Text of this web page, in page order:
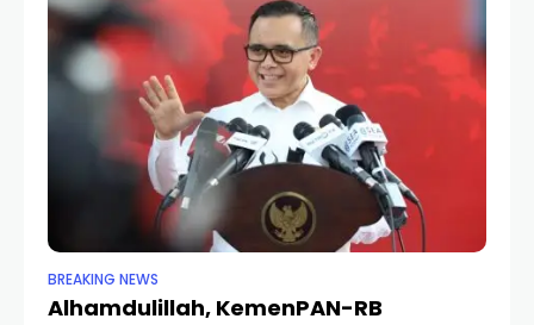
BREAKING NEWS
Alhamdulillah, KemenPAN-RB